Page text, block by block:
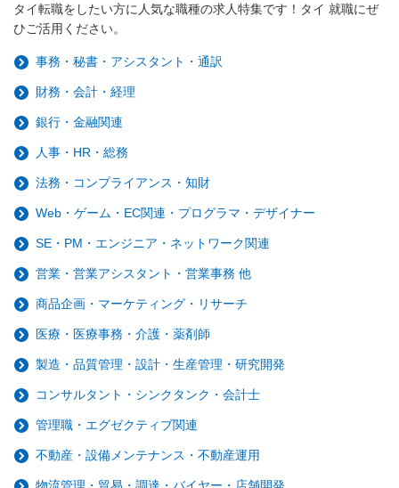
タイ転職をしたい方に人気な職種の求人特集です！タイ 就職にぜ
ひご活用ください。
事務・秘書・アシスタント・通訳
財務・会計・経理
銀行・金融関連
人事・HR・総務
法務・コンプライアンス・知財
Web・ゲーム・EC関連・プログラマ・デザイナー
SE・PM・エンジニア・ネットワーク関連
営業・営業アシスタント・営業事務 他
商品企画・マーケティング・リサーチ
医療・医療事務・介護・薬剤師
製造・品質管理・設計・生産管理・研究開発
コンサルタント・シンクタンク・会計士
管理職・エグゼクティブ関連
不動産・設備メンテナンス・不動産運用